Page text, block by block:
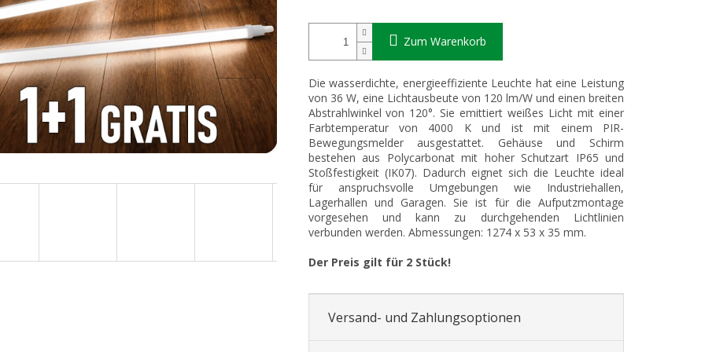
Zum Warenkorb
Die wasserdichte, energieeffiziente Leuchte hat eine Leistung
von 36 W, eine Lichtausbeute von 120 lm/W und einen breiten
Abstrahlwinkel von 120°. Sie emittiert weißes Licht mit einer
Farbtemperatur von 4000 K und ist mit einem PIR-
Bewegungsmelder ausgestattet. Gehäuse und Schirm
bestehen aus Polycarbonat mit hoher Schutzart IP65 und
Stoßfestigkeit (IK07). Dadurch eignet sich die Leuchte ideal
für anspruchsvolle Umgebungen wie Industriehallen,
Lagerhallen und Garagen. Sie ist für die Aufputzmontage
vorgesehen und kann zu durchgehenden Lichtlinien
verbunden werden. Abmessungen: 1274 x 53 x 35 mm.
Der Preis gilt für 2 Stück!
Versand- und Zahlungsoptionen